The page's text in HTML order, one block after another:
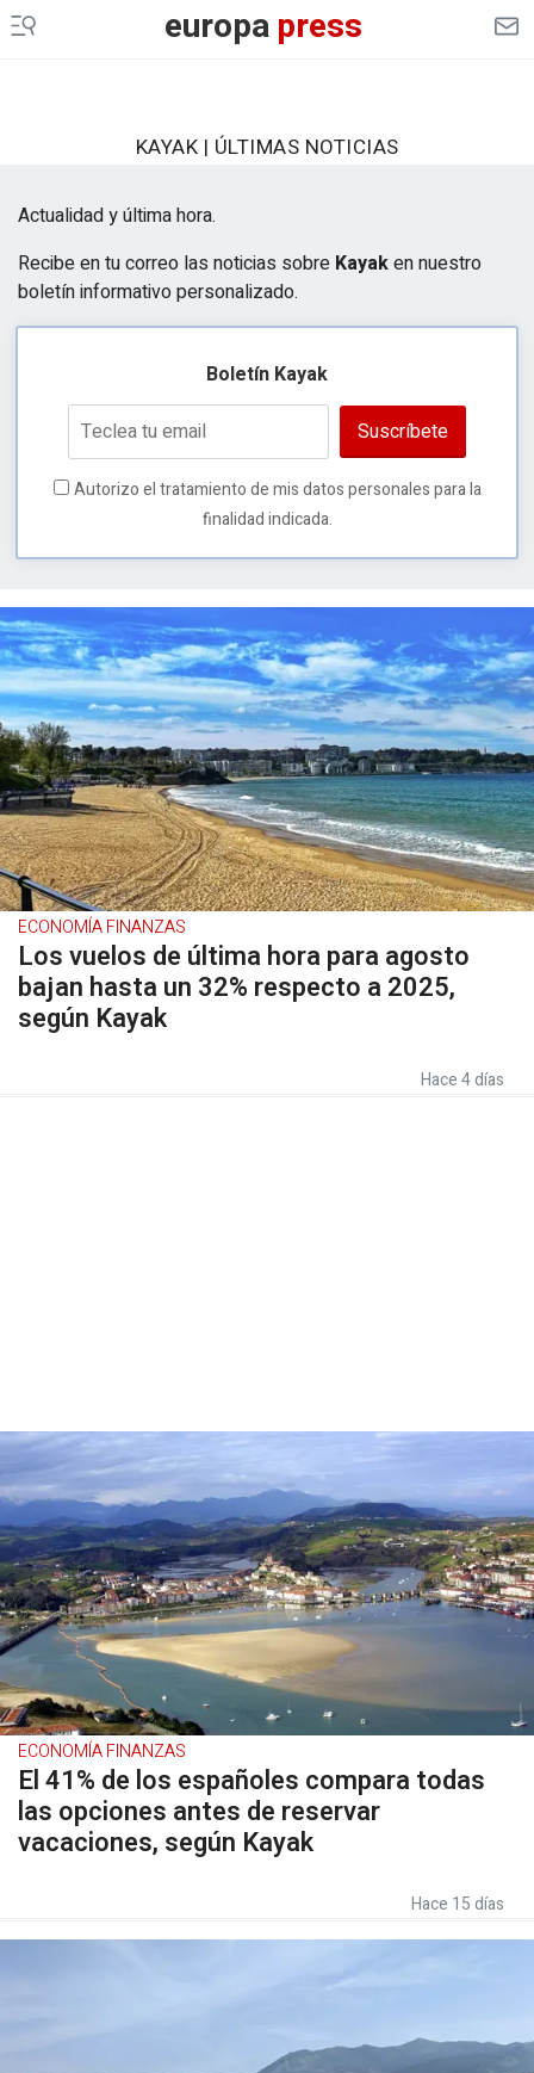
europapress
KAYAK | ÚLTIMAS NOTICIAS
Actualidad y última hora.
Recibe en tu correo las noticias sobre Kayaken nuestro
boletín informativo personalizado.
Boletín Kayak
Suscríbete
Autorizo el tratamiento de mis datos personales para la
finalidad indicada.
ECONOMÍA FINANZAS
Los vuelos de última hora para agosto
bajan hasta un 32% respecto a 2025,
según Kayak
Hace 4 días
ECONOMÍA FINANZAS
El 41% de los españoles compara todas
las opciones antes de reservar
vacaciones, según Kayak
Hace 15 días